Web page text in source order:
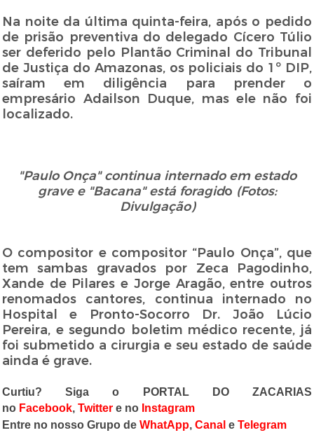
Na noite da última quinta-feira, após o pedido
de prisão preventiva do delegado Cícero Túlio
ser deferido pelo Plantão Criminal do Tribunal
de Justiça do Amazonas, os policiais do 1º DIP,
saíram em diligência para prender o
empresário Adailson Duque, mas ele não foi
localizado.
"Paulo Onça" continua internado em estado
grave e "Bacana" está foragido (Fotos:
Divulgação)
O compositor e compositor “Paulo Onça”, que
tem sambas gravados por Zeca Pagodinho,
Xande de Pilares e Jorge Aragão, entre outros
renomados cantores, continua internado no
Hospital e Pronto-Socorro Dr. João Lúcio
Pereira, e segundo boletim médico recente, já
foi submetido a cirurgia e seu estado de saúde
ainda é grave.
Curtiu? Siga o PORTAL DO ZACARIAS
no Facebook,Twitter e no Instagram
Entre no nosso Grupo deWhatApp,Canal eTelegram